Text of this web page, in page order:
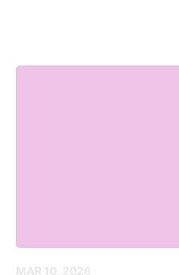
MAR 10, 2026